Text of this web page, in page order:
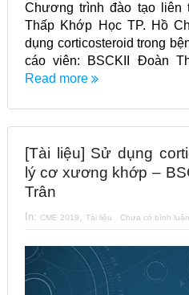
Chương trình đào tạo liên
Thấp Khớp Học TP. Hồ
dụng corticosteroid trong
cáo viên: BSCKII Đoàn
Read more
[Tài liệu] Sử dụng
lý cơ xương khớp –
Trân
In: CME 2019 Tài liệu Chưa có bình luận